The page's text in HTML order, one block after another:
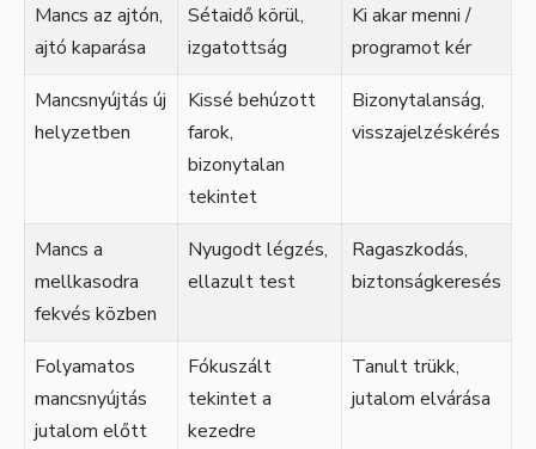
Mancs az ajtón,
ajtó kaparása
Sétaidő körül,
izgatottság
Ki akar menni /
programot kér
Mancsnyújtás új
helyzetben
Kissé behúzott
farok,
bizonytalan
tekintet
Bizonytalanság,
visszajelzéskérés
Mancs a
mellkasodra
fekvés közben
Nyugodt légzés,
ellazult test
Ragaszkodás,
biztonságkeresés
Folyamatos
mancsnyújtás
jutalom előtt
Fókuszált
tekintet a
kezedre
Tanult trükk,
jutalom elvárása